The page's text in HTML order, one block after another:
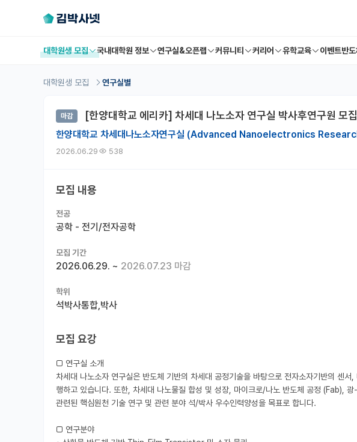
대학원생 모집 국내대학원 정보 연구실&오픈랩 커뮤니티 커리어 유학교육 이벤트반
대학원생 모집 연구실별
마감 [한양대학교 에리카] 차세대 나노소자 연구실 박사후연구원 모집
한양대학교 차세대나노소자연구실 (Advanced Nanoelectronics
2026.06.29 538
모집 내용
전공
공학 - 전기/전자공학
모집 기간
2026.06.29. ~ 2026.07.23 마감
학위
석박사통합,박사
모집 요강
□ 연구실 소개
차세대 나노소자 연구실은 반도체 기반의 차세대 공정기술을 바탕으로 전자소자기반의 센
행하고 있습니다. 또한, 차세대 나노물질 합성 및 성장, 마이크로/나노 반도체 공정 (Fab),
관련된 핵심원천 기술 연구 및 관련 분야 석/박사 우수인력양성을 목표로 합니다.
□ 연구분야